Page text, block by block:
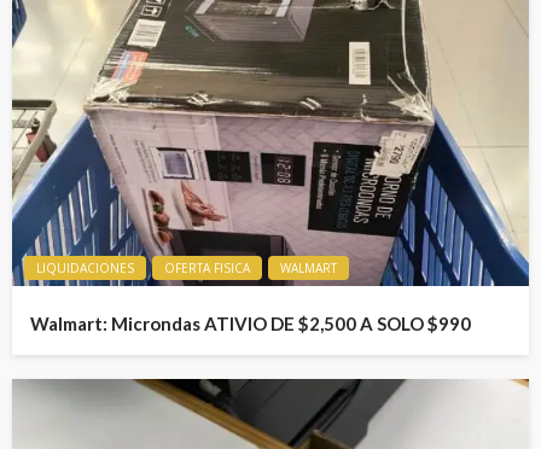
LIQUIDACIONES OFERTA FISICA WALMART
Walmart: Microndas ATIVIO DE $2,500 A SOLO $990